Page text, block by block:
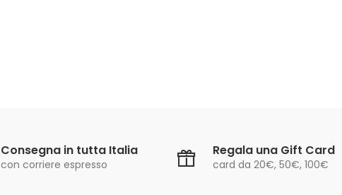
Consegna in tutta Italia
con corriere espresso
Regala una Gift Card
card da 20€, 50€, 100€